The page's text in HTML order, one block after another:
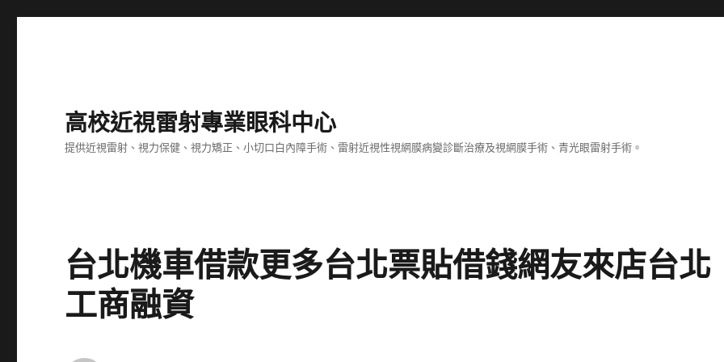
高校近視雷射專業眼科中心
提供近視雷射、視力保健、視力矯正、小切口白內障手術、雷射近視性視網膜病變診斷治療及視網膜手術、青光眼雷射手術。
台北機車借款更多台北票貼借錢網友來店台北
工商融資